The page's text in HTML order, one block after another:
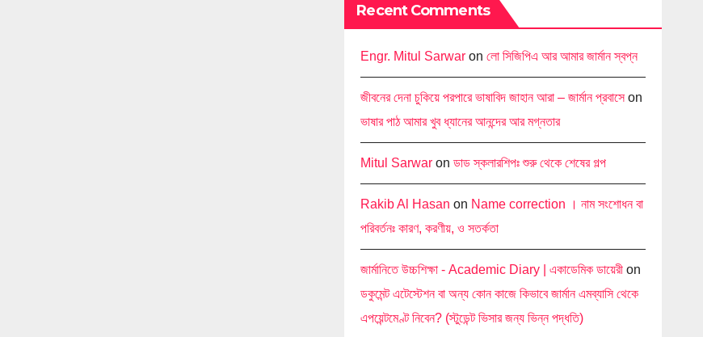
Recent Comments
Engr. Mitul Sarwar onলো সিজিপিএ আর আমার জার্মান স্বপ্ন
জীবনের দেনা চুকিয়ে পরপারে ভাষাবিদ জাহান আরা – জার্মান প্রবাসেon
ভাষার পাঠ আমার খুব ধ্যানের আনন্দের আর মগ্নতার
Mitul Sarwar onডাড স্কলারশিপঃ শুরু থেকে শেষের গল্প
Rakib Al Hasan on Name correction । নাম সংশোধন বা
পরিবর্তনঃ কারণ, করণীয়, ও সতর্কতা
জার্মানিতে উচ্চশিক্ষা - Academic Diary | একাডেমিক ডায়েরী on
ডকুমেন্ট এটেস্টেশন বা অন্য কোন কাজে কিভাবে জার্মান এমব্যাসি থেকে
এপয়েন্টমেণ্ট নিবেন? (স্টুডেন্ট ভিসার জন্য ভিন্ন পদ্ধতি)